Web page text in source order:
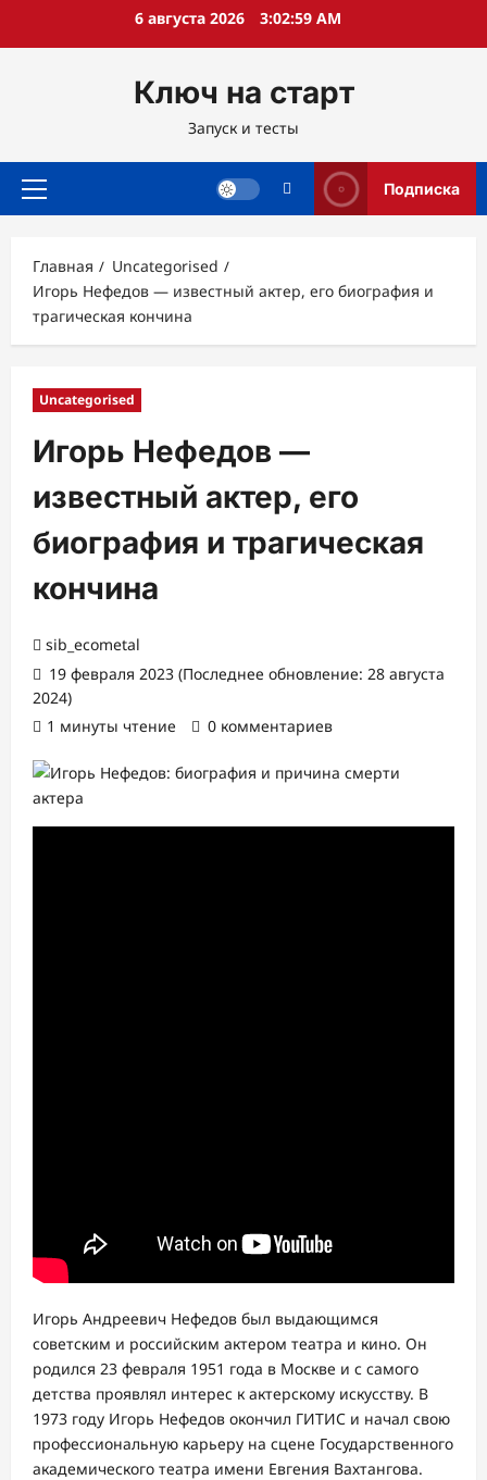
6 августа 2026 3:03:00 AM
Ключ на старт
Запуск и тесты
Основное
Подписка
Главная
Uncategorised
Игорь Нефедов — известный актер, его биография и
трагическая кончина
Uncategorised
Игорь Нефедов —
известный актер, его
биография и трагическая
кончина
sib_ecometal
19 февраля 2023 (Последнее обновление: 28 августа
2024)
1 минуты чтение
0 комментариев
Игорь Андреевич Нефедов был выдающимся
советским и российским актером театра и кино. Он
родился 23 февраля 1951 года в Москве и с самого
детства проявлял интерес к актерскому искусству. В
1973 году Игорь Нефедов окончил ГИТИС и начал свою
профессиональную карьеру на сцене Государственного
академического театра имени Евгения Вахтангова.